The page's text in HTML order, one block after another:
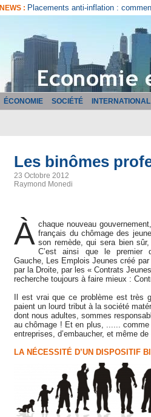
NEWS : Comment bien choisir son logiciel
ÉCONOMIE SOCIÉTÉ INTERNATIONAL
Les binômes
23 Octobre 2012
Raymond Monedi
À chaque nouveau
français du chômage des
son remède, qui sera bien
C’est ainsi que le premier
Gauche, Les Emplois Jeunes créé
par la Droite, par les « Contrats
recherche toujours à faire mieux :
Il est vrai que ce problème est très
paient un lourd tribut à la société
dont nous adultes, sommes
au chômage ! Et en plus, ...... comme
entreprises, d’embaucher, et même
LA NÉCESSITÉ D’UN DISPOSITIF